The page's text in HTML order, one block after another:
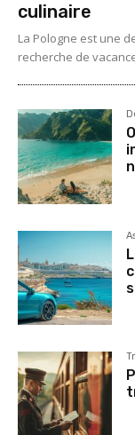
culinaire
La Pologne est une
recherche de